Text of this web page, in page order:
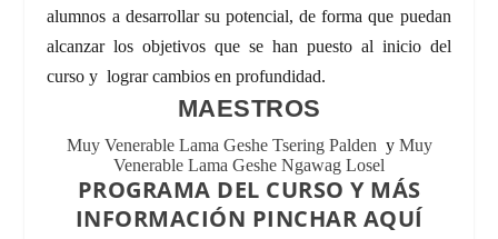
alumnos a desarrollar su potencial, de forma que puedan
alcanzar los objetivos que se han puesto al inicio del
curso y lograr cambios en profundidad.
MAESTROS
Muy Venerable Lama Geshe Tsering Palden y Muy
Venerable Lama Geshe Ngawag Losel
PROGRAMA DEL CURSO Y MÁS
INFORMACIÓN PINCHAR AQUÍ